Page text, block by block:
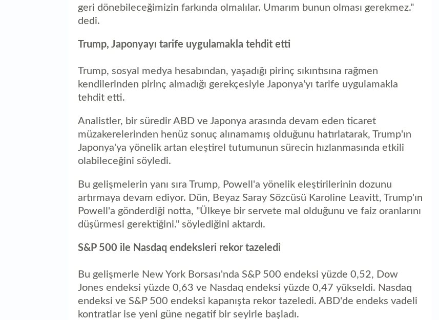
geri dönebileceğimizin farkında olmalılar. Umarım bunun olması gerekmez."
dedi.
Trump, Japonyayı tarife uygulamakla tehdit etti
Trump, sosyal medya hesabından, yaşadığı pirinç sıkıntısına rağmen
kendilerinden pirinç almadığı gerekçesiyle Japonya'yı tarife uygulamakla
tehdit etti.
Analistler, bir süredir ABD ve Japonya arasında devam eden ticaret
müzakerelerinden henüz sonuç alınamamış olduğunu hatırlatarak, Trump'ın
Japonya'ya yönelik artan eleştirel tutumunun sürecin hızlanmasında etkili
olabileceğini söyledi.
Bu gelişmelerin yanı sıra Trump, Powell'a yönelik eleştirilerinin dozunu
artırmaya devam ediyor. Dün, Beyaz Saray Sözcüsü Karoline Leavitt, Trump'ın
Powell'a gönderdiği notta, "Ülkeye bir servete mal olduğunu ve faiz oranlarını
düşürmesi gerektiğini." söylediğini aktardı.
S&P 500 ile Nasdaq endeksleri rekor tazeledi
Bu gelişmerle New York Borsası'nda S&P 500 endeksi yüzde 0,52, Dow
Jones endeksi yüzde 0,63 ve Nasdaq endeksi yüzde 0,47 yükseldi. Nasdaq
endeksi ve S&P 500 endeksi kapanışta rekor tazeledi. ABD'de endeks vadeli
kontratlar ise yeni güne negatif bir seyirle başladı.